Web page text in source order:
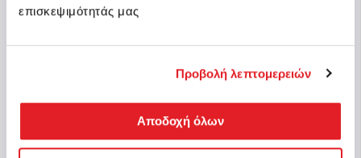
επισκεψιμότητάς μας
Προβολή λεπτομερειών
Αποδοχή όλων
Clementoni Παζλ High Quality
Collection Fiat 500 - 500 τμχ -
Compact Box